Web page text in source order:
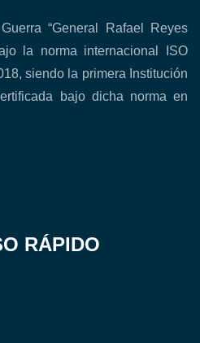
“General Rafael Reyes
la norma internacional ISO
siendo la primera Institución
bajo dicha norma en
RÁPIDO